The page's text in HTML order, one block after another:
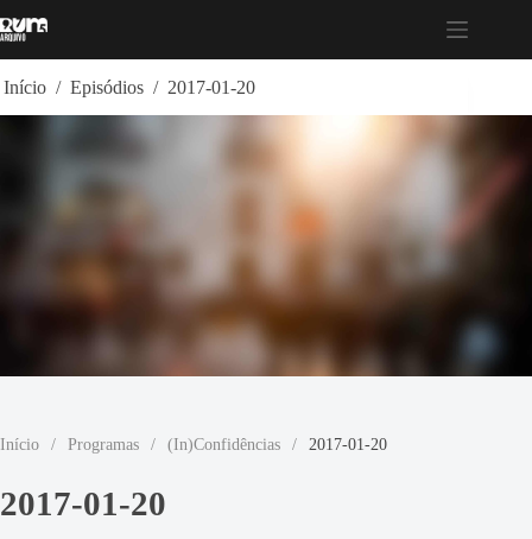
para
Início / Episódios / 2017-01-20
Início / Programas / (In)Confidências / 2017-01-20
2017-01-20